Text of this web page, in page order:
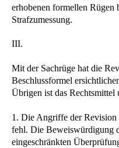
erhobenen formellen Rügen
Strafzumessung.
III.
Mit der Sachrüge hat die
Beschlussformel
Übrigen ist das Rechtsmittel
1. Die Angriffe der Revision
fehl. Die Beweiswürdigung
eingeschränkten